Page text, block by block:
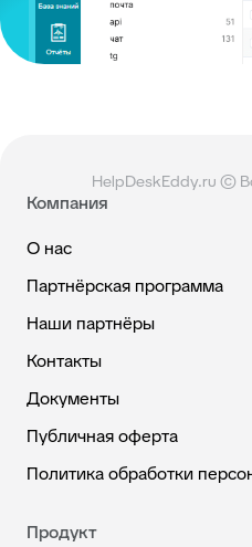
HelpDeskEddy.ru ©
Компания
О нас
Партнёрская программа
Наши партнёры
Контакты
Документы
Публичная оферта
Политика обработки
Продукт